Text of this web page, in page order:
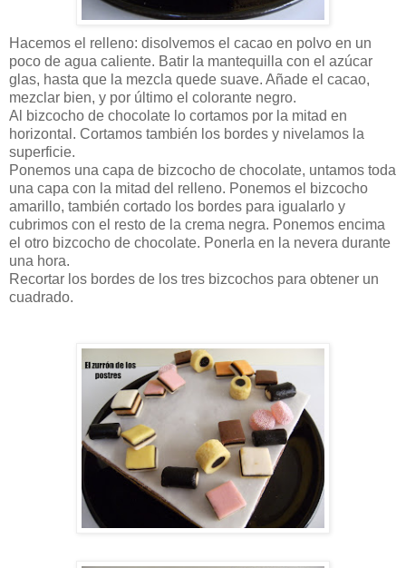
Hacemos el relleno: disolvemos el cacao en polvo en un
poco de agua caliente. Batir la mantequilla con el azúcar
glas, hasta que la mezcla quede suave. Añade el cacao,
mezclar bien, y por último el colorante negro.
Al bizcocho de chocolate lo cortamos por la mitad en
horizontal. Cortamos también los bordes y nivelamos la
superficie.
Ponemos una capa de bizcocho de chocolate, untamos toda
una capa con la mitad del relleno. Ponemos el bizcocho
amarillo, también cortado los bordes para igualarlo y
cubrimos con el resto de la crema negra. Ponemos encima
el otro bizcocho de chocolate. Ponerla en la nevera durante
una hora.
Recortar los bordes de los tres bizcochos para obtener un
cuadrado.